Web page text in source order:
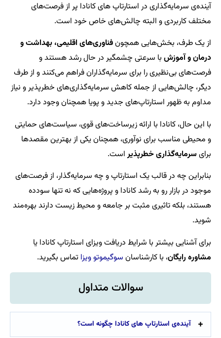
آینده‌ی سرمایه‌گذاری در استارتاپ های کانادا پر از فرصت‌های
مختلف کاربردی و البته چالش‌های خاص خود است.
از یک طرف، بخش‌هایی همچونفناوری‌های اقلیمی، بهداشت و
درمان و آموزش با سرعتی چشمگیر در حال رشد هستند و
فرصت‌های بی‌نظیری را برای سرمایه‌گذاران فراهم می‌کنند و از طرف
دیگر، چالش‌هایی از جمله کاهش سرمایه‌گذاری‌های خطرپذیر و نیاز
مداوم به ظهور استارتاپ‌های جدید و پویا همچنان وجود دارد.
با این حال، کانادا با ارائه زیرساخت‌های قوی، سیاست‌های حمایتی
و محیطی مناسب برای نوآوری، همچنان یکی از بهترین مقصدها
برای سرمایه‌گذاری خطرپذیراست.
بنابراین چه در قالب یک استارتاپ و چه سرمایه‌گذار، از فرصت‌های
موجود در بازار رو به رشد کانادا و پروژه‌هایی که نه تنها سودده
هستند، بلکه تاثیری مثبت بر جامعه و محیط زیست دارند بهره‌مند
شوید.
برای آشنایی بیشتر با شرایط دریافت ویزای استارتاپ کانادا یا
مشاوره رایگان، با کارشناسان سوگیموتو ویزا تماس بگیرید.
سوالات متداول
آینده‌ی استارتاپ های کانادا چگونه است؟